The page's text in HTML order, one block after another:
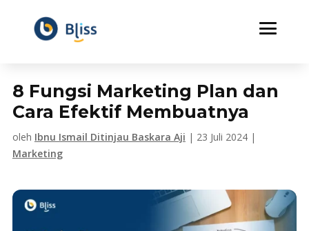
8 Fungsi Marketing Plan dan
Cara Efektif Membuatnya
oleh Ibnu Ismail Ditinjau Baskara Aji | 23 Juli 2024|
Marketing